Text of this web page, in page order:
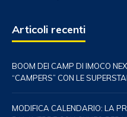
Articoli recenti
BOOM DEI CAMP DI IMOCO
“CAMPERS” CON LE
MODIFICA CALENDARIO: LA